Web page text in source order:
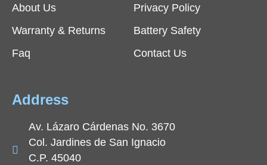
About Us
Privacy Policy
Warranty & Returns
Battery Safety
Faq
Contact Us
Address
Av. Lázaro Cárdenas No. 3670
Col. Jardines de San Ignacio
C.P. 45040